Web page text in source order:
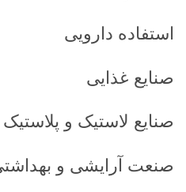
استفاده دارویی
صنایع غذایی
صنایع لاستیک و پلاستیک
صنعت آرایشی و